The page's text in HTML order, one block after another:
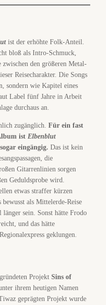
ist der erhöhte Folk-Anteil.
bloß als Intro-Schmuck,
zwischen den größeren Metal-
Reisecharakter. Die Songs
sondern wie Kapitel eines
Label fünf Jahre in Arbeit
durchaus an.
zugänglich. Für ein fast
ist Elbenblut
eingängig. Das ist kein
die
Gitarrenlinien sorgen
Geduldsprobe wird.
etwas straffer kürzen
als Mittelerde-Reise
sein. Sonst hätte Frodo
und das hätte
geklungen.
Projekt Sins of
ihrem heutigen Namen
geprägten Projekt wurde